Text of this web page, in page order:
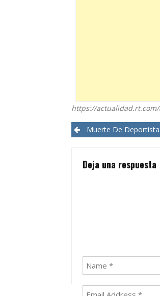
https://
PostMuerte De Deportista
Deja una respuesta